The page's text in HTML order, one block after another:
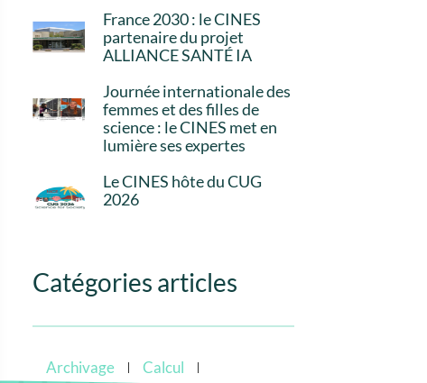
France 2030 : le CINES
partenaire du projet
ALLIANCE SANTÉ IA
Journée internationale des
femmes et des filles de
science : le CINES met en
lumière ses expertes
Le CINES hôte du CUG
2026
Catégories articles
Archivage
Calcul